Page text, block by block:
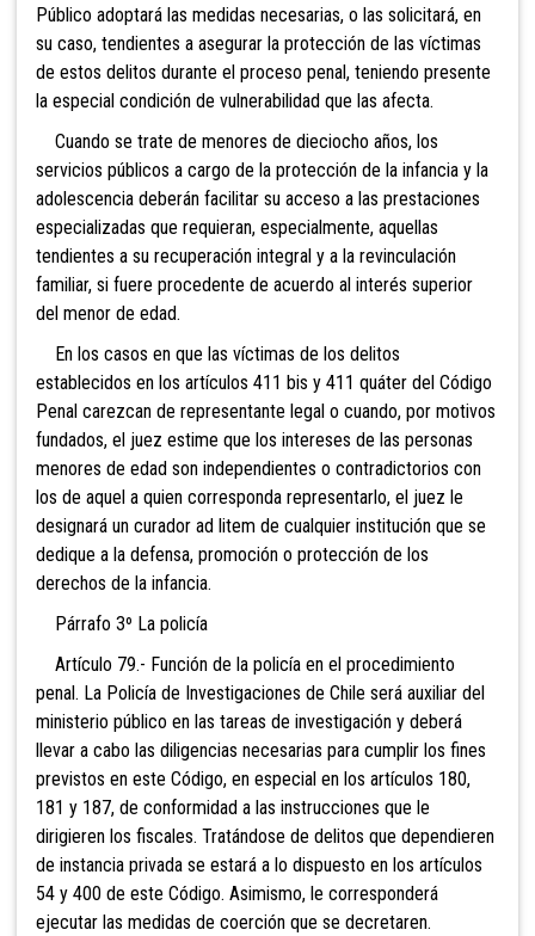
Público adoptará las medidas necesarias, o las solicitará, en
su caso, tendientes a asegurar la protección de las víctimas
de estos delitos durante el proceso penal, teniendo presente
la especial condición de vulnerabilidad que las afecta.
Cuando se trate de menores de dieciocho años, los
servicios públicos a cargo de la protección de la infancia y la
adolescencia deberán facilitar su acceso a las prestaciones
especializadas que requieran, especialmente, aquellas
tendientes a su recuperación integral y a la revinculación
familiar, si fuere procedente de acuerdo al interés superior
del menor de edad.
En los casos en que las víctimas de los delitos
establecidos en los artículos 411 bis y 411 quáter del Código
Penal carezcan de representante legal o cuando, por motivos
fundados, el juez estime que los intereses de las personas
menores de edad son independientes o contradictorios con
los de aquel a quien corresponda representarlo, el juez le
designará un curador ad litem de cualquier institución que se
dedique a la defensa, promoción o protección de los
derechos de la infancia.
Párrafo 3º La policía
Artículo 79.- Función de la policía en el procedimiento
penal. La Policía de Investigaciones de Chile será auxiliar del
ministerio público en las tareas de investigación y deberá
llevar a cabo las diligencias necesarias para cumplir los fines
previstos en este Código, en especial en los artículos 180,
181 y 187, de conformidad a las instrucciones que le
dirigieren los fiscales. Tratándose de delitos que dependieren
de instancia privada se estará a lo dispuesto en los artículos
54 y 400 de este Código. Asimismo, le corresponderá
ejecutar las medidas de coerción que se decretaren.